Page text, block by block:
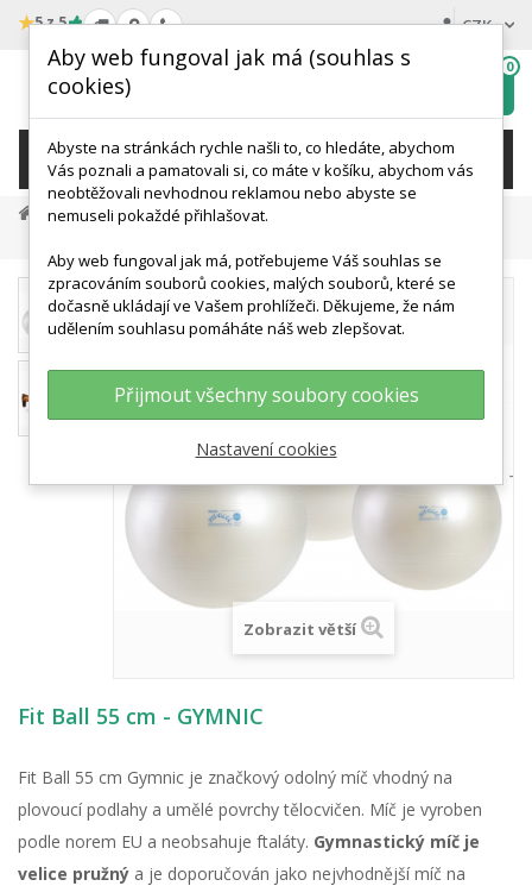
★5 z 5 CZK
wishlist
0
KATEGORIE
Terapie A Rehabilitace
Zobrazit větší
Fit Ball 55 cm - GYMNIC
Fit Ball 55 cm Gymnic je značkový odolný míč vhodný na
plovoucí podlahy a umělé povrchy tělocvičen. Míč je vyroben
podle norem EU a neobsahuje ftaláty. Gymnastický míč je
velice pružný a je doporučován jako nejvhodnější míč na
Aby web fungoval jak má (souhlas s
cookies)
Abyste na stránkách rychle našli to, co hledáte, abychom
Vás poznali a pamatovali si, co máte v košíku, abychom vás
neobtěžovali nevhodnou reklamou nebo abyste se
nemuseli pokaždé přihlašovat.
Aby web fungoval jak má, potřebujeme Váš souhlas se
zpracováním souborů cookies, malých souborů, které se
dočasně ukládají ve Vašem prohlížeči. Děkujeme, že nám
udělením souhlasu pomáháte náš web zlepšovat.
Přijmout všechny soubory cookies
Nastavení cookies